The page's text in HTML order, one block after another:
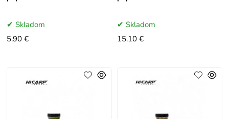
Skladom
5.90 €
Skladom
15.10 €